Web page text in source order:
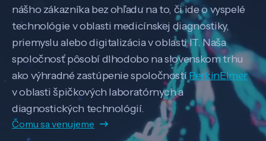
nášho zákazníka bez ohľadu na to, či ide o vyspelé
technológie v oblasti medicínskej diagnostiky,
priemyslu alebo digitalizácia v oblasti IT. Naša
spoločnosť pôsobí dlhodobo na slovenskom trhu
ako výhradné zastúpenie spoločnosti PerkinElmer
v oblasti špičkových laboratórnych a
diagnostických technológií.
Čomu sa venujeme